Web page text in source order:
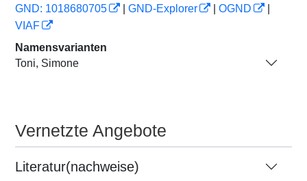
GND: 1018680705
GND-Explorer OGND
VIAF
Namensvarianten
Toni, Simone
Vernetzte Angebote
Literatur(nachweise)